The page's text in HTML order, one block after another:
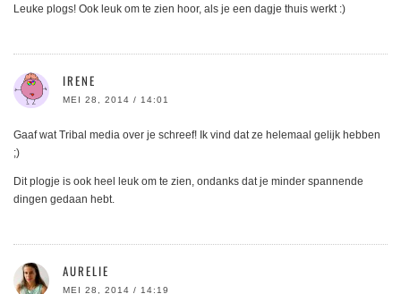
Leuke plogs! Ook leuk om te zien hoor, als je een dagje thuis werkt :)
IRENE
MEI 28, 2014 / 14:01
Gaaf wat Tribal media over je schreef! Ik vind dat ze helemaal gelijk hebben
;)
Dit plogje is ook heel leuk om te zien, ondanks dat je minder spannende
dingen gedaan hebt.
AURELIE
MEI 28, 2014 / 14:19